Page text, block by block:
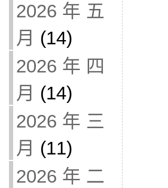
2026 年 五
月 (14)
2026 年 四
月 (14)
2026 年 三
月 (11)
2026 年 二